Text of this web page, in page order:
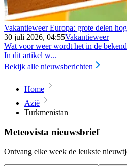
Vakantieweer Europa: grote delen
30 juli 2026, 04:55Vakantieweer
Wat voor weer wordt het in de
In dit artikel w...
Bekijk alle nieuwsberichten
Home
Azië
Turkmenistan
Meteovista nieuwsbrief
Ontvang elke week de leukste